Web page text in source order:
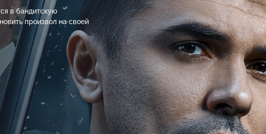
в бандитскую
произвол на своей